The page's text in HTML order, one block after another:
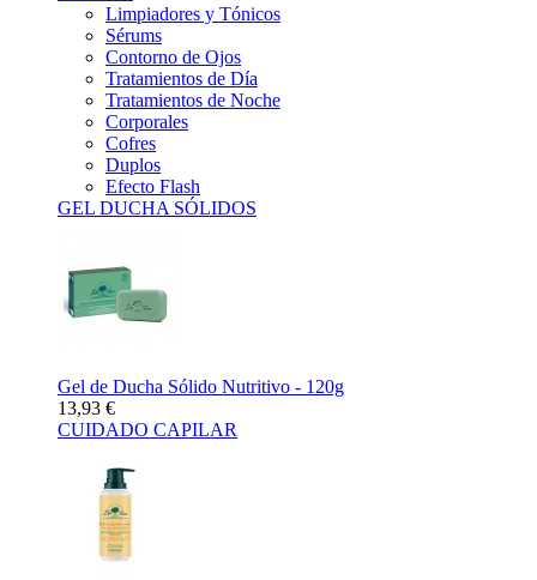
Limpiadores y Tónicos
Sérums
Contorno de Ojos
Tratamientos de Día
Tratamientos de Noche
Corporales
Cofres
Duplos
Efecto Flash
GEL DUCHA SÓLIDOS
Gel de Ducha Sólido Nutritivo - 120g
13,93 €
CUIDADO CAPILAR